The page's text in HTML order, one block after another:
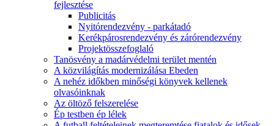
fejlesztése
Publicitás
Nyitórendezvény - parkátadó
Kerékpárosrendezvény és zárórendezvény
Projektösszefoglaló
Tanösvény a madárvédelmi terület mentén
A közvilágítás modernizálása Ebeden
A nehéz időkben minőségi könyvek kellenek
olvasóinknak
Az öltöző felszerelése
Ép testben ép lélek